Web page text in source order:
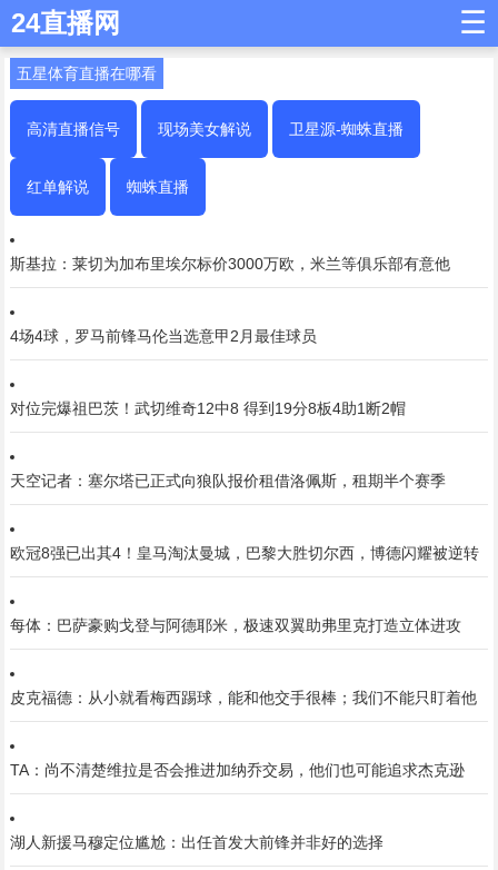
24直播网 ☰
五星体育直播在哪看
高清直播信号 现场美女解说 卫星源-蜘蛛直播
红单解说 蜘蛛直播
斯基拉：莱切为加布里埃尔标价3000万欧，米兰等俱乐部有意他
4场4球，罗马前锋马伦当选意甲2月最佳球员
对位完爆祖巴茨！武切维奇12中8 得到19分8板4助1断2帽
天空记者：塞尔塔已正式向狼队报价租借洛佩斯，租期半个赛季
欧冠8强已出其4！皇马淘汰曼城，巴黎大胜切尔西，博德闪耀被逆转
每体：巴萨豪购戈登与阿德耶米，极速双翼助弗里克打造立体进攻
皮克福德：从小就看梅西踢球，能和他交手很棒；我们不能只盯着他
TA：尚不清楚维拉是否会推进加纳乔交易，他们也可能追求杰克逊
湖人新援马穆定位尴尬：出任首发大前锋并非好的选择